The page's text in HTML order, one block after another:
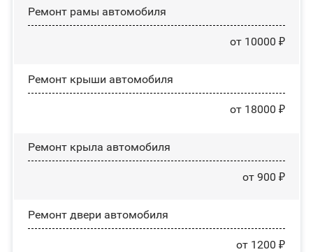
Ремонт рамы автомобиля
от 10000 ₽
Ремонт крыши автомобиля
от 18000 ₽
Ремонт крыла автомобиля
от 900 ₽
Ремонт двери автомобиля
от 1200 ₽